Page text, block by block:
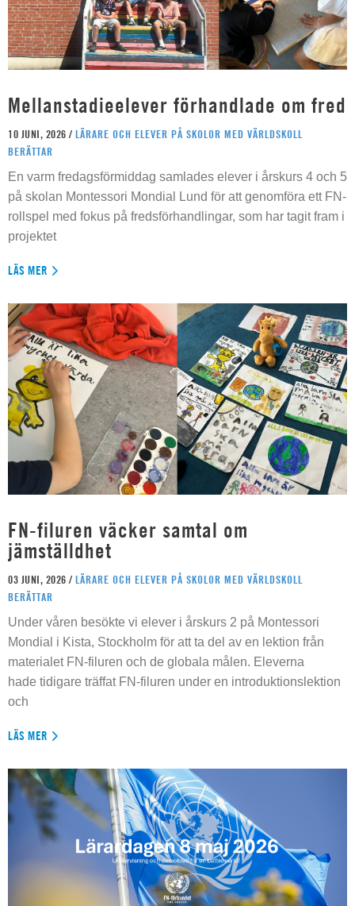
Mellanstadieelever förhandlade om fred
10 JUNI, 2026 / LÄRARE OCH ELEVER PÅ SKOLOR MED VÄRLDSKOLL
BERÄTTAR
En varm fredagsförmiddag samlades elever i årskurs 4 och 5
på skolan Montessori Mondial Lund för att genomföra ett FN-
rollspel med fokus på fredsförhandlingar, som har tagit fram i
projektet
LÄS MER
FN-filuren väcker samtal om
jämställdhet
03 JUNI, 2026 / LÄRARE OCH ELEVER PÅ SKOLOR MED VÄRLDSKOLL
BERÄTTAR
Under våren besökte vi elever i årskurs 2 på Montessori
Mondial i Kista, Stockholm för att ta del av en lektion från
materialet FN-filuren och de globala målen. Eleverna
hade tidigare träffat FN-filuren under en introduktionslektion
och
LÄS MER